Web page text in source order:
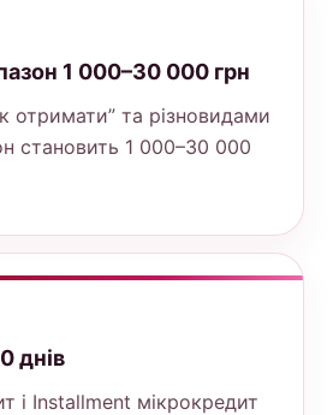
1 000–30 000 грн
отримати” та різновидами
становить 1 000–30 000
днів
і Installment мікрокредит